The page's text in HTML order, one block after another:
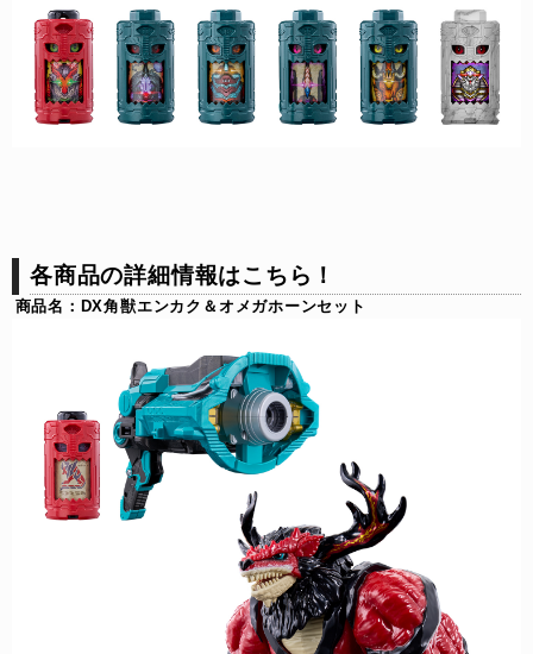
各商品の詳細情報はこちら！
商品名：DX角獣エンカク＆オメガホーンセット